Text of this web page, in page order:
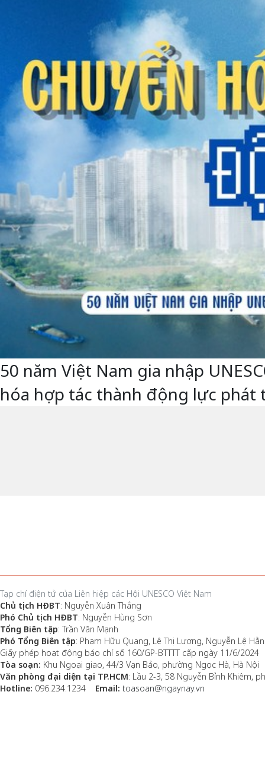
50 năm Việt Nam gia nhập
hóa hợp tác thành động lực
Tạp chí điện tử của Liên hiệp các Hội UNESCO Việt Nam
Chủ tịch HĐBT: Nguyễn Xuân Thắng
Phó Chủ tịch HĐBT: Nguyễn Hùng Sơn
Tổng Biên tập: Trần Văn Mạnh
Phó Tổng Biên tập: Phạm Hữu Quang, Lê Thị Lương, Nguyễn Lệ
Giấy phép hoạt động báo chí số 160/GP-BTTTT cấp ngày 11/6/2024
Tòa soạn: Khu Ngoại giao, 44/3 Vạn Bảo, phường Ngọc Hà, Hà Nội
Văn phòng đại diện tại TP.HCM: Lầu 2-3, 58 Nguyễn Bỉnh Khiêm,
Hotline: 096.234.1234 Email: toasoan@ngaynay.vn